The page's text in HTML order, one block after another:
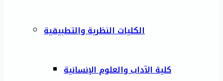
الكليات النظرية والتطبيقية
كلية الآداب والعلوم الإنسانية